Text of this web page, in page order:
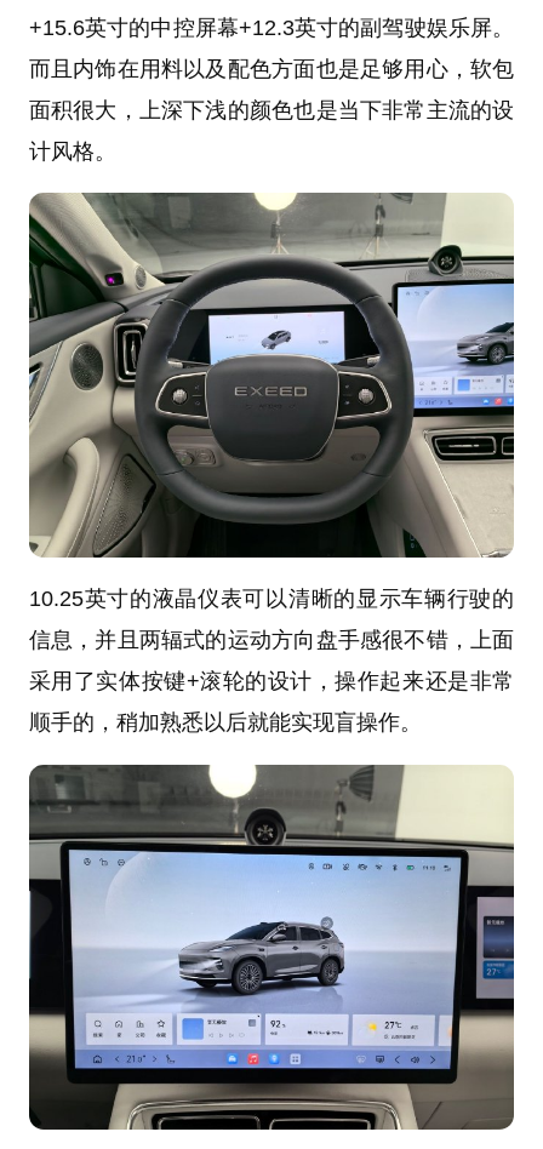
+15.6英寸的中控屏幕+12.3英寸的副驾驶娱乐屏。
而且内饰在用料以及配色方面也是足够用心，软包
面积很大，上深下浅的颜色也是当下非常主流的设
计风格。
10.25英寸的液晶仪表可以清晰的显示车辆行驶的
信息，并且两辐式的运动方向盘手感很不错，上面
采用了实体按键+滚轮的设计，操作起来还是非常
顺手的，稍加熟悉以后就能实现盲操作。